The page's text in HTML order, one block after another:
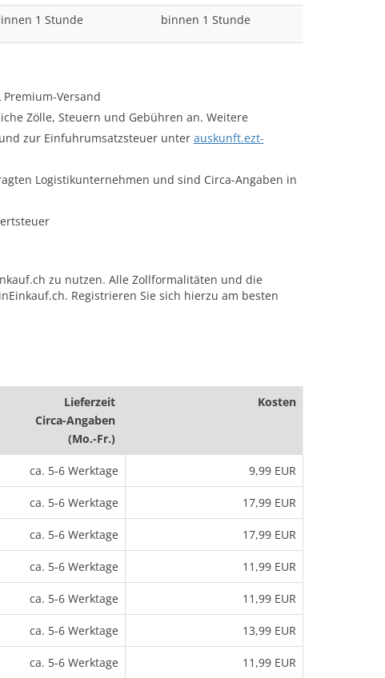
1 Stunde binnen 1 Stunde
Versand
Zölle, Steuern und Gebühren an. Weitere
und zur Einfuhrumsatzsteuer unter auskunft.ezt-
Logistikunternehmen und sind Circa-Angaben in
zu nutzen. Alle Zollformalitäten und die
Registrieren Sie sich hierzu am besten
Lieferzeit
Circa-Angaben
(Mo.-Fr.)
Kosten
ca. 5-6 Werktage 9,99 EUR
ca. 5-6 Werktage 17,99 EUR
ca. 5-6 Werktage 17,99 EUR
ca. 5-6 Werktage 11,99 EUR
ca. 5-6 Werktage 11,99 EUR
ca. 5-6 Werktage 13,99 EUR
ca. 5-6 Werktage 11,99 EUR